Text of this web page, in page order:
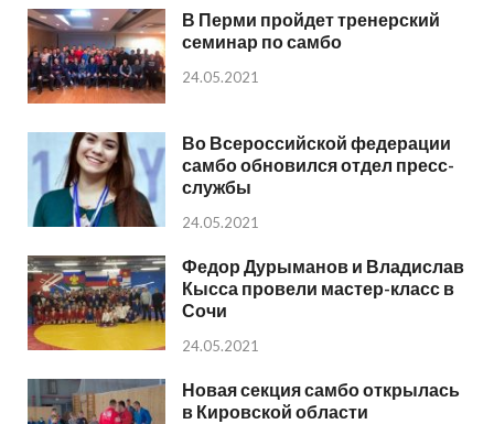
В Перми пройдет тренерский
семинар по самбо
24.05.2021
Во Всероссийской федерации
самбо обновился отдел пресс-
службы
24.05.2021
Федор Дурыманов и Владислав
Кысса провели мастер-класс в
Сочи
24.05.2021
Новая секция самбо открылась
в Кировской области